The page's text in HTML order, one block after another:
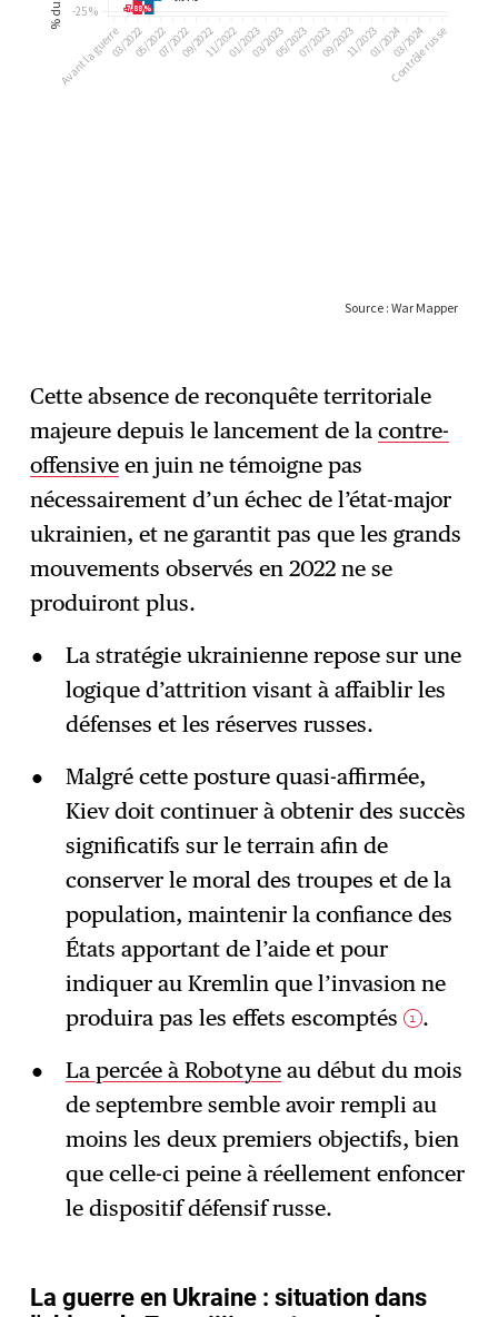
Cette absence de reconquête territoriale
majeure depuis le lancement de lacontre-
offensive en juin ne témoigne pas
nécessairement d’un échec de l’état-major
ukrainien, et ne garantit pas que les grands
mouvements observés en 2022 ne se
produiront plus.
La stratégie ukrainienne repose sur une
logique d’attrition visant à affaiblir les
défenses et les réserves russes.
Malgré cette posture quasi-affirmée,
Kiev doit continuer à obtenir des succès
significatifs sur le terrain afin de
conserver le moral des troupes et de la
population, maintenir la confiance des
États apportant de l’aide et pour
indiquer au Kremlin que l’invasion ne
produira pas les effets escomptés
1 .
La percée à Robotyneau début du mois
de septembre semble avoir rempli au
moins les deux premiers objectifs, bien
que celle-ci peine à réellement enfoncer
le dispositif défensif russe.